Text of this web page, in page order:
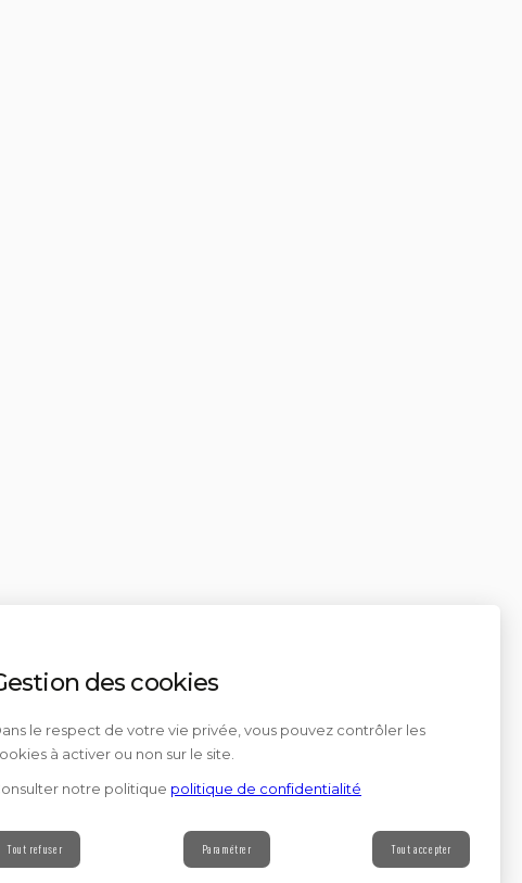
Contact
des cookies
le respect de votre vie privée, vous pouvez contrôler les
à activer ou non sur le site.
notre politique politique de confidentialité
Tout refuser Paramétrer Tout accepter